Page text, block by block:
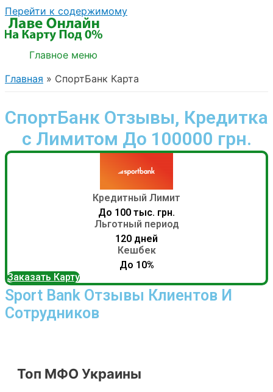
Перейти к содержимому
Главное меню
Главная
СпортБанк Карта
СпортБанк Отзывы, Кредитка
с Лимитом До 100000 грн.
Кредитный Лимит
До 100 тыс. грн.
Льготный период
120 дней
Кешбек
До 10%
Заказать Карту
Sport Bank Отзывы Клиентов И
Сотрудников
Топ МФО Украины